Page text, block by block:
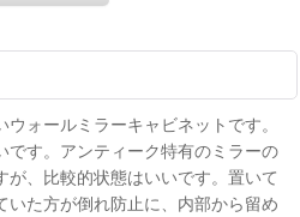
ォールミラーキャビネットです。
です。アンティーク特有のミラーの
が、比較的状態はいいです。置いて
いた方が倒れ防止に、内部から留め